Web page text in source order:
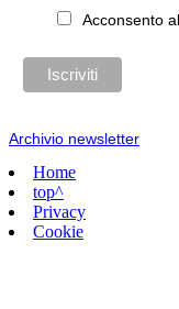
Acconsento
Archivio newsletter
Home
top^
Privacy
Cookie